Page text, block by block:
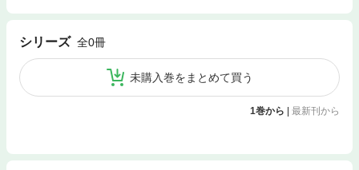
シリーズ 全0冊
未購入巻をまとめて買う
1巻から 最新刊から